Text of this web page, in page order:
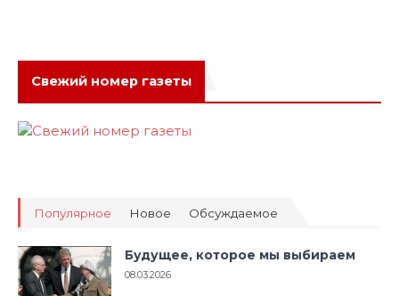
Свежий номер газеты
Популярное Новое Обсуждаемое
Будущее, которое мы выбираем
08.03.2026